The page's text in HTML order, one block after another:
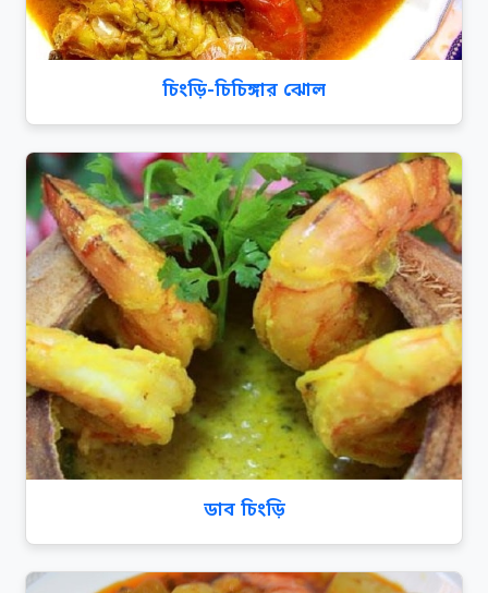
চিংড়ি-চিচিঙ্গার ঝোল
ডাব চিংড়ি